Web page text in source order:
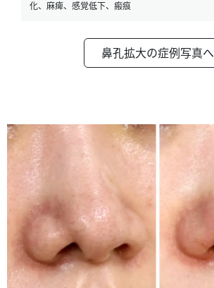
化、麻痺、感覚低下、瘢痕
鼻孔拡大の症例写真へ